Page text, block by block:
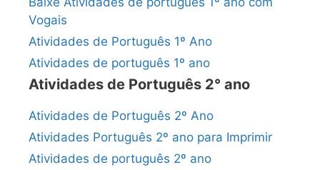
Vogais
Atividades de Português 1º Ano
Atividades de português 1º ano
Atividades de Português 2° ano
Atividades de Português 2º Ano
Atividades Português 2º ano para Imprimir
Atividades de português 2º ano